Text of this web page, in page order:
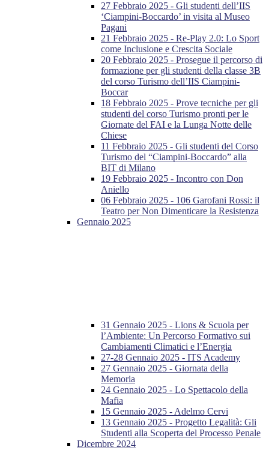
27 Febbraio 2025 - Gli studenti dell’IIS
‘Ciampini-Boccardo’ in visita al Museo
Pagani
21 Febbraio 2025 - Re-Play 2.0: Lo Sport
come Inclusione e Crescita Sociale
20 Febbraio 2025 - Prosegue il percorso di
formazione per gli studenti della classe 3B
del corso Turismo dell’IIS Ciampini-
Boccar
18 Febbraio 2025 - Prove tecniche per gli
studenti del corso Turismo pronti per le
Giornate del FAI e la Lunga Notte delle
Chiese
11 Febbraio 2025 - Gli studenti del Corso
Turismo del “Ciampini-Boccardo” alla
BIT di Milano
19 Febbraio 2025 - Incontro con Don
Aniello
06 Febbraio 2025 - 106 Garofani Rossi: il
Teatro per Non Dimenticare la Resistenza
Gennaio 2025
31 Gennaio 2025 - Lions & Scuola per
l’Ambiente: Un Percorso Formativo sui
Cambiamenti Climatici e l’Energia
27-28 Gennaio 2025 - ITS Academy
27 Gennaio 2025 - Giornata della
Memoria
24 Gennaio 2025 - Lo Spettacolo della
Mafia
15 Gennaio 2025 - Adelmo Cervi
13 Gennaio 2025 - Progetto Legalità: Gli
Studenti alla Scoperta del Processo Penale
Dicembre 2024